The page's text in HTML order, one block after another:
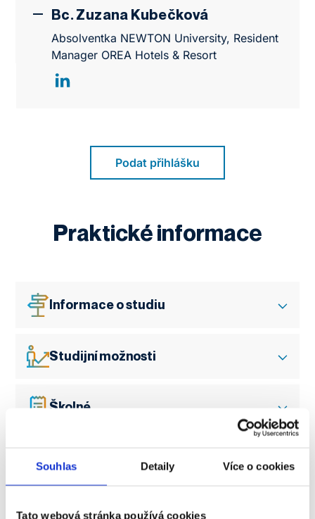
Souhlas Detaily Více o cookies
Tato webová stránka používá cookies
Bc. Zuzana Kubečková
Absolventka NEWTON University, Resident
Manager OREA Hotels & Resort
Podat přihlášku
Praktické informace
Informace o studiu
Studijní možnosti
Školné
Průběh studia